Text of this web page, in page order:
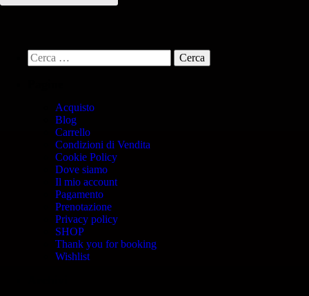
Acquisto
Blog
Carrello
Condizioni di Vendita
Cookie Policy
Dove siamo
Il mio account
Pagamento
Prenotazione
Privacy policy
SHOP
Thank you for booking
Wishlist